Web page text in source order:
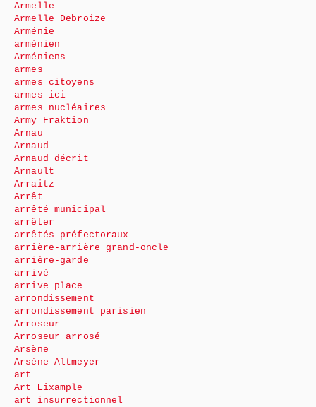
Armelle
Armelle Debroize
Arménie
arménien
Arméniens
armes
armes citoyens
armes ici
armes nucléaires
Army Fraktion
Arnau
Arnaud
Arnaud décrit
Arnault
Arraitz
Arrêt
arrêté municipal
arrêter
arrêtés préfectoraux
arrière-arrière grand-oncle
arrière-garde
arrivé
arrive place
arrondissement
arrondissement parisien
Arroseur
Arroseur arrosé
Arsène
Arsène Altmeyer
art
Art Eixample
art insurrectionnel